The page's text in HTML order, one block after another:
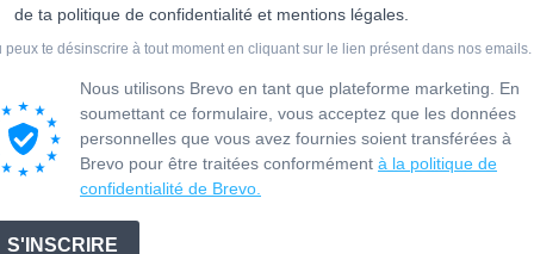
de ta politique de confidentialité et mentions légales.
peux te désinscrire à tout moment en cliquant sur le lien présent dans nos emails.
Nous utilisons Brevo en tant que plateforme marketing. En
soumettant ce formulaire, vous acceptez que les données
personnelles que vous avez fournies soient transférées à
Brevo pour être traitées conformément à la politique de
confidentialité de Brevo.
S'INSCRIRE